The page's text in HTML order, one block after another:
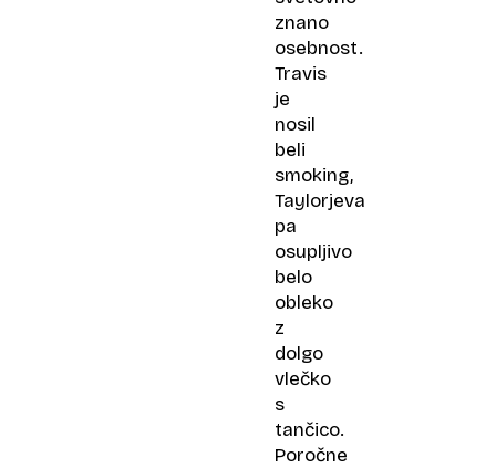
znano
osebnost.
Travis
je
nosil
beli
smoking,
Taylorjeva
pa
osupljivo
belo
obleko
z
dolgo
vlečko
s
tančico.
Poročne